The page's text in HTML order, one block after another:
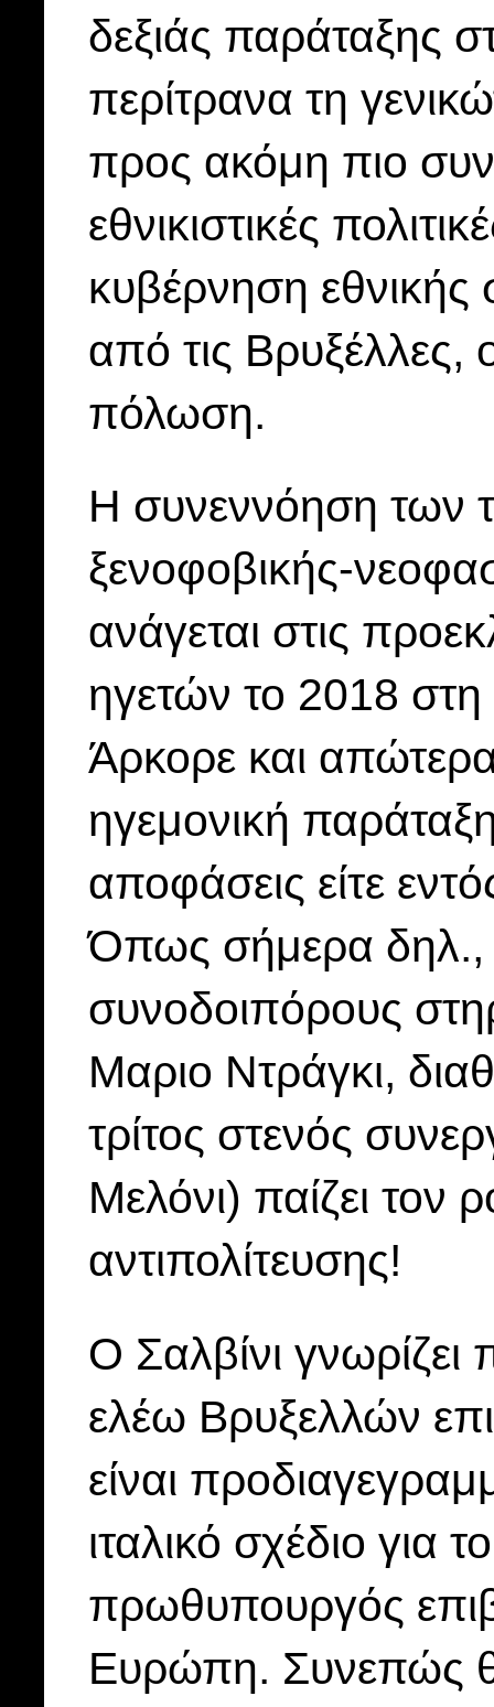
δεξιάς παράταξης
περίτρανα τη
προς ακόμη πιο
εθνικιστικές
κυβέρνηση εθνικής
από τις
πόλωση.
Η συνεννόηση των
ξενοφοβικής-
ανάγεται στις
ηγετών το 2018
Άρκορε και
ηγεμονική
αποφάσεις είτε
Όπως σήμερα δηλ.,
συνοδοιπόρους
Μαριο Ντράγκι,
τρίτος στενός
Μελόνι) παίζει τον
αντιπολίτευσης!
Ο Σαλβίνι
ελέω Βρυξελλών
είναι
ιταλικό σχέδιο για
πρωθυπουργός
Ευρώπη. Συνεπώς θα